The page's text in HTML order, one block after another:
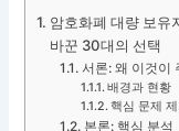
암호화폐 대량 보유
바꾼 30대의 선택
서론: 왜 이것이
배경과 현황
핵심 문제
본론: 핵심 분석